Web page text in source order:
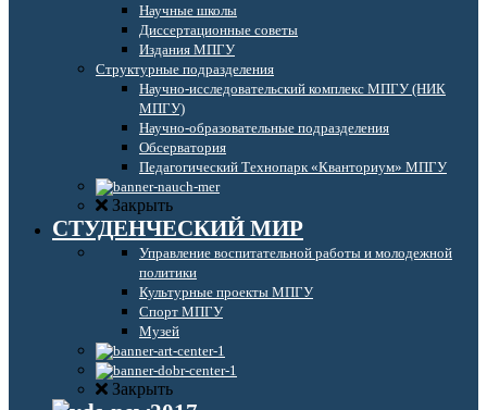
Научные школы
Диссертационные советы
Издания МПГУ
Структурные подразделения
Научно-исследовательский комплекс МПГУ (НИК
МПГУ)
Научно-образовательные подразделения
Обсерватория
Педагогический Технопарк «Кванториум» МПГУ
Закрыть
СТУДЕНЧЕСКИЙ МИР
Управление воспитательной работы и молодежной
политики
Культурные проекты МПГУ
Спорт МПГУ
Музей
Закрыть